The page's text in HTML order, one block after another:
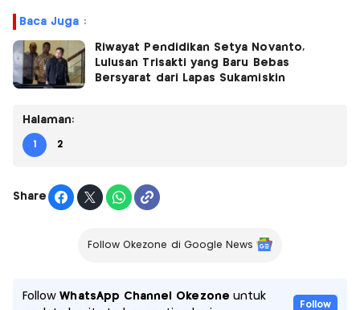
Baca Juga :
Riwayat Pendidikan Setya Novanto,
Lulusan Trisakti yang Baru Bebas
Bersyarat dari Lapas Sukamiskin
Halaman:
1 2
Share
Follow Okezone di Google News
FollowWhatsApp Channel Okezone untuk
Follow